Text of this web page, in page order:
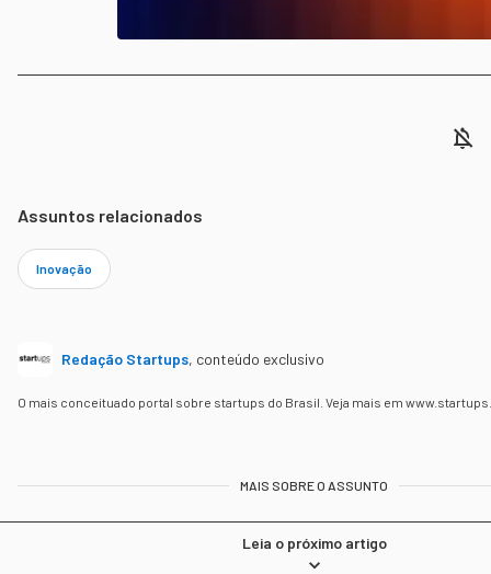
Assuntos relacionados
Inovação
Redação Startups, conteúdo exclusivo
O mais conceituado portal sobre startups do Brasil. Veja mais em
MAIS SOBRE O ASSUNTO
Leia o próximo artigo